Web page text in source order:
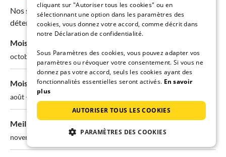
Nos statistiques de prix et de disponibilité vous aident à
déterminer la meilleure période pour votre séjour.
Mois le moins cher:
octobre - Ø 181€/nuit
Mois le plus cher:
août - Ø 263€/nuit
Meilleures chances de disponibilité:
novembre - 86% disponibles
cliquant sur "Autoriser tous les cookies" ou en
sélectionnant une option dans les paramètres des
cookies, vous donnez votre accord, comme décrit dans
notre Déclaration de confidentialité.
Sous Paramètres des cookies, vous pouvez adapter vos
paramètres ou révoquer votre consentement. Si vous ne
donnez pas votre accord, seuls les cookies ayant des
fonctionnalités essentielles seront activés. En savoir
plus
AUTORISER TOUS LES COOKIES
PARAMÈTRES DES COOKIES